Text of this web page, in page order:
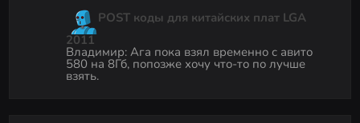
POST коды для китайских плат LGA
2011
Владимир:Ага пока взял временно с авито
580 на 8Гб, попозже хочу что-то по лучше
взять.